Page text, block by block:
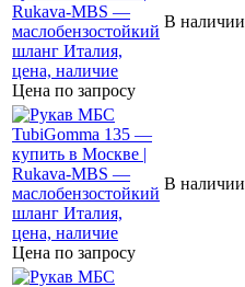
Цена по запросу
В наличии
Цена по запросу
В наличии